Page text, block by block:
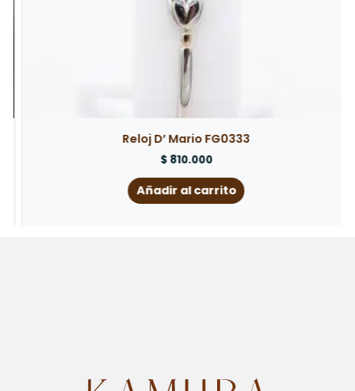
Reloj D’ Mario FG0333
810.000
Añadir al carrito